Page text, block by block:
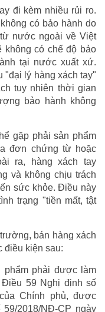
đi kèm nhiều rủi ro.
có bảo hành do
nước ngoài về Việt
không có chế độ bảo
tại nước xuất xứ.
"đại lý hàng xách tay"
tuy nhiên thời gian
bảo hành không
gặp phải sản phẩm
đơn chứng từ hoặc
ra, hàng xách tay
và không chịu trách
sức khỏe. Điều này
trạng "tiền mất, tật
bán hàng xách
điều kiện sau:
phẩm phải được làm
59 Nghị định số
Chính phủ, được
2018/NĐ-CP ngày